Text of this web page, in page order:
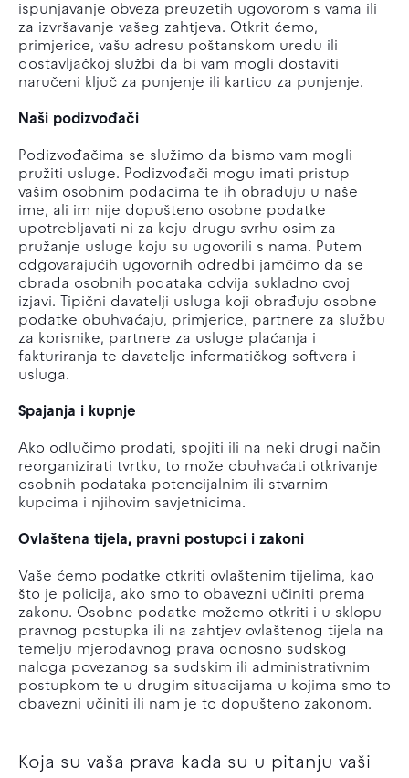
ispunjavanje obveza preuzetih ugovorom s vama ili
za izvršavanje vašeg zahtjeva. Otkrit ćemo,
primjerice, vašu adresu poštanskom uredu ili
dostavljačkoj službi da bi vam mogli dostaviti
naručeni ključ za punjenje ili karticu za punjenje.
Naši podizvođači
Podizvođačima se služimo da bismo vam mogli
pružiti usluge. Podizvođači mogu imati pristup
vašim osobnim podacima te ih obrađuju u naše
ime, ali im nije dopušteno osobne podatke
upotrebljavati ni za koju drugu svrhu osim za
pružanje usluge koju su ugovorili s nama. Putem
odgovarajućih ugovornih odredbi jamčimo da se
obrada osobnih podataka odvija sukladno ovoj
izjavi. Tipični davatelji usluga koji obrađuju osobne
podatke obuhvaćaju, primjerice, partnere za službu
za korisnike, partnere za usluge plaćanja i
fakturiranja te davatelje informatičkog softvera i
usluga.
Spajanja i kupnje
Ako odlučimo prodati, spojiti ili na neki drugi način
reorganizirati tvrtku, to može obuhvaćati otkrivanje
osobnih podataka potencijalnim ili stvarnim
kupcima i njihovim savjetnicima.
Ovlaštena tijela, pravni postupci i zakoni
Vaše ćemo podatke otkriti ovlaštenim tijelima, kao
što je policija, ako smo to obavezni učiniti prema
zakonu. Osobne podatke možemo otkriti i u sklopu
pravnog postupka ili na zahtjev ovlaštenog tijela na
temelju mjerodavnog prava odnosno sudskog
naloga povezanog sa sudskim ili administrativnim
postupkom te u drugim situacijama u kojima smo to
obavezni učiniti ili nam je to dopušteno zakonom.
Koja su vaša prava kada su u pitanju vaši